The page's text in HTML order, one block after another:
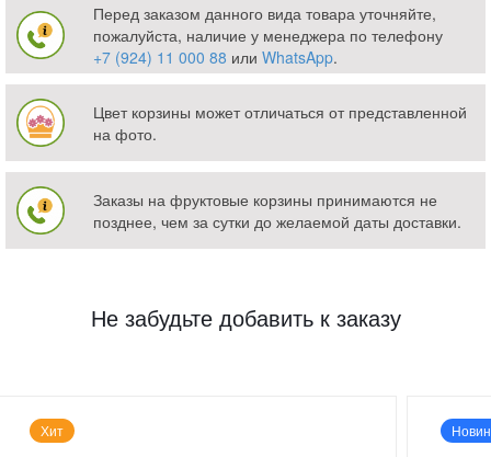
Перед заказом данного вида товара уточняйте,
пожалуйста, наличие у менеджера по телефону
+7 (924) 11 000 88 или WhatsApp.
Цвет корзины может отличаться от представленной
на фото.
Заказы на фруктовые корзины принимаются не
позднее, чем за сутки до желаемой даты доставки.
Не забудьте добавить к заказу
Хит